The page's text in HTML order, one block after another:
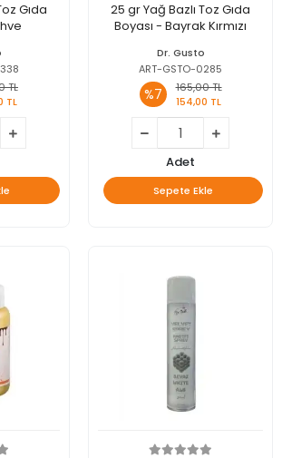
Gıda
TL
TL
25 gr Yağ Bazlı Toz Gıda
Boyası - Bayrak Kırmızı
Dr. Gusto
ART-GSTO-0285
%7
165,00 TL
154,00 TL
Adet
Sepete Ekle